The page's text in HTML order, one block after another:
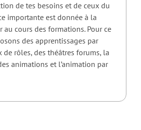
de tes besoins et de ceux du
importante est donnée à la
cours des formations. Pour ce
des apprentissages par
de rôles, des théâtres forums, la
animations et l’animation par